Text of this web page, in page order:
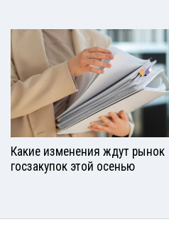
Какие изменения ждут рынок
госзакупок этой осенью